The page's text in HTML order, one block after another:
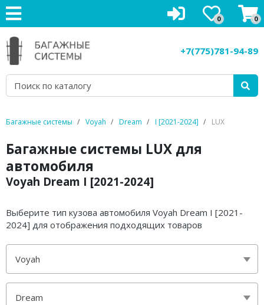
0 0
+7(775)781-94-89
Багажные системы Voyah Dream I [2021-2024] LUX
Багажные системы LUX для
автомобиля
Voyah Dream I [2021-2024]
Выберите тип кузова автомобиля Voyah Dream I [2021-
2024] для отображения подходящих товаров
Voyah
Dream
Багажники на крышу
Рейлинги на крышу
Боксы на крышу
Велокрепления
Крепления для лыж
Грузовые корзины
Аксессуары
Услуги